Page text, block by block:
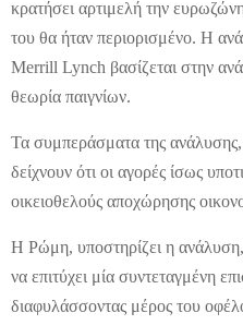
κρατήσει αρτιμελή την
του θα ήταν περιορισμένο. Η
Merrill Lynch βασίζεται στην
θεωρία παιγνίων.
Τα συμπεράσματα της
δείχνουν ότι οι αγορές ίσως
οικειοθελούς αποχώρησης
Η Ρώμη, υποστηρίζει η ανάλυση,
να επιτύχει μία συντεταγμένη
διαφυλάσσοντας μέρος του